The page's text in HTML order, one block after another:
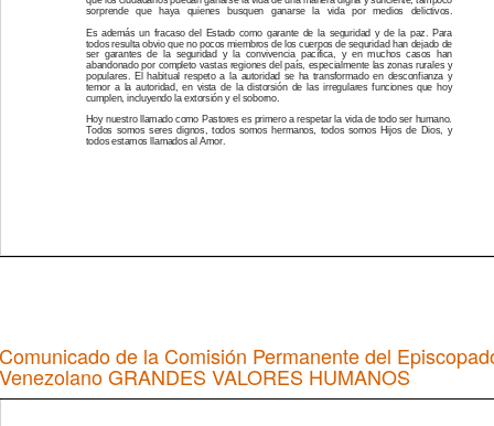
Comunicado de la Comisión Permanente del
Venezolano GRANDES VALORES HUMANOS